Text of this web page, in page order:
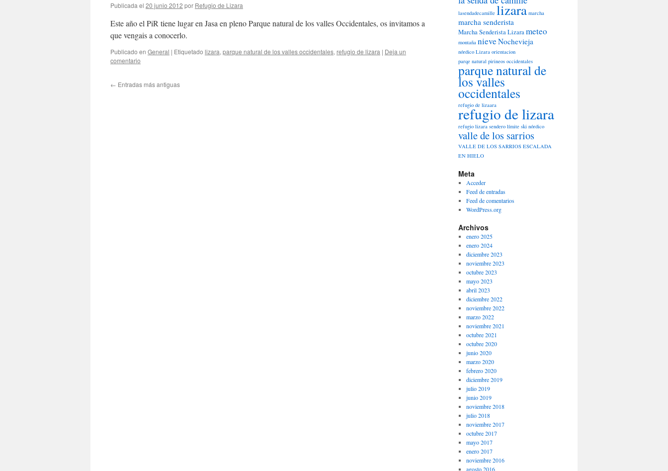
Publicada el 20 junio 2012 por Refugio de Lizara
Este año el PiR tiene lugar en Jasa en pleno Parque natural de los valles Occidentales, os invitamos a
que vengais a conocerlo.
Publicado en General | Etiquetado lizara, parque natural de los valles occidentales, refugio de lizara | Deja un
comentario
← Entradas más antiguas
lasendadecamille lizara marcha
marcha senderista
Marcha Senderista Lizarameteo
montaña nieve Nochevieja
nórdico Lizara orientacion
parqe natural pirineos occidentales
parque natural de
los valles
occidentales
refugio de lizaara
refugio de lizara
refugio lizara sendero límite ski nórdico
valle de los sarrios
VALLE DE LOS SARRIOS ESCALADA
EN HIELO
Meta
Acceder
Feed de entradas
Feed de comentarios
WordPress.org
Archivos
enero 2025
enero 2024
diciembre 2023
noviembre 2023
octubre 2023
mayo 2023
abril 2023
diciembre 2022
noviembre 2022
marzo 2022
noviembre 2021
octubre 2021
octubre 2020
junio 2020
marzo 2020
febrero 2020
diciembre 2019
julio 2019
junio 2019
noviembre 2018
julio 2018
noviembre 2017
octubre 2017
mayo 2017
enero 2017
noviembre 2016
agosto 2016